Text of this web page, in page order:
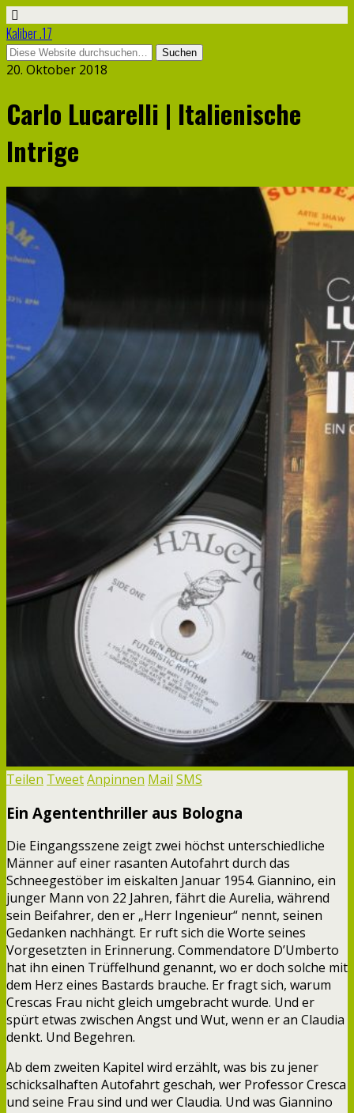
Kaliber .17
20. Oktober 2018
Carlo Lucarelli | Italienische
Intrige
Teilen TweetAnpinnen Mail SMS
Ein Agententhriller aus Bologna
Die Eingangsszene zeigt zwei höchst unterschiedliche
Männer auf einer rasanten Autofahrt durch das
Schneegestöber im eiskalten Januar 1954. Giannino, ein
junger Mann von 22 Jahren, fährt die Aurelia, während
sein Beifahrer, den er „Herr Ingenieur“ nennt, seinen
Gedanken nachhängt. Er ruft sich die Worte seines
Vorgesetzten in Erinnerung. Commendatore D’Umberto
hat ihn einen Trüffelhund genannt, wo er doch solche mit
dem Herz eines Bastards brauche. Er fragt sich, warum
Crescas Frau nicht gleich umgebracht wurde. Und er
spürt etwas zwischen Angst und Wut, wenn er an Claudia
denkt. Und Begehren.
Ab dem zweiten Kapitel wird erzählt, was bis zu jener
schicksalhaften Autofahrt geschah, wer Professor Cresca
und seine Frau sind und wer Claudia. Und was Giannino